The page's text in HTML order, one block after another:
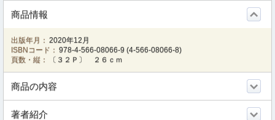
商品情報
出版年月： 2020年12月
ISBNコード： 978-4-566-08066-9 (4-566-08066-8)
頁数・縦：
〔３２Ｐ〕 ２６ｃｍ
商品の内容
著者紹介